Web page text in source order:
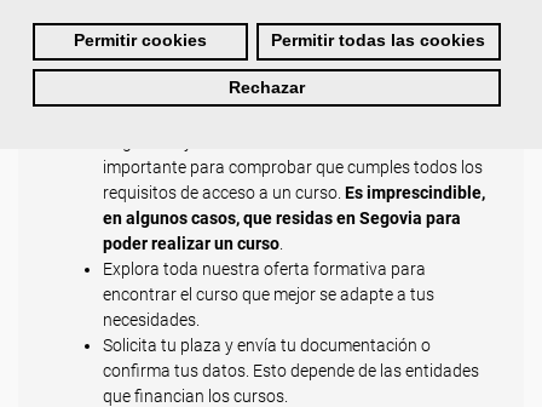
Permitir cookies Permitir todas las cookies
Rechazar
¿Cómo solicitar plaza en un
curso de Femxa en Segovia?
Sigue los siguientes pasos:
importante para comprobar que cumples todos los
requisitos de acceso a un curso. Es imprescindible,
en algunos casos, que residas en Segovia para
poder realizar un curso
Explora toda nuestra oferta formativa para
encontrar el curso que mejor se adapte a tus
necesidades.
Solicita tu plaza y envía tu documentación o
confirma tus datos. Esto depende de las entidades
que financian los cursos.